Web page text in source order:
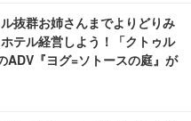
抜群お姉さんまでよりどりみ
テル経営しよう！「クトゥル
ADV『ヨグ=ソトースの庭』が